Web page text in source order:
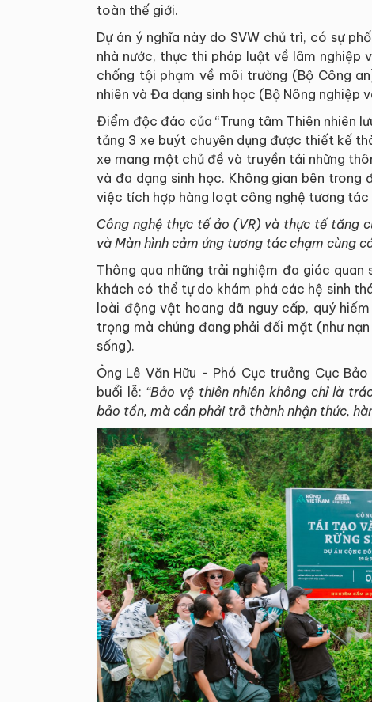
toàn thế giới.
Dự án ý nghĩa này do SVW chủ trì, có sự
nhà nước, thực thi pháp luật về lâm nghiệp
chống tội phạm về môi trường (Bộ Công
nhiên và Đa dạng sinh học (Bộ Nông
Điểm độc đáo của “Trung tâm Thiên nhiên
tảng 3 xe buýt chuyên dụng được thiết kế
xe mang một chủ đề và truyền tải những
và đa dạng sinh học. Không gian bên trong
việc tích hợp hàng loạt công nghệ tương tác
Công nghệ thực tế ảo (VR) và thực tế tăng
và Màn hình cảm ứng tương tác chạm cùng
Thông qua những trải nghiệm đa giác quan
khách có thể tự do khám phá các hệ sinh
loài động vật hoang dã nguy cấp, quý
trọng mà chúng đang phải đối mặt (như
sống).
Ông Lê Văn Hữu - Phó Cục trưởng Cục
buổi lễ: “Bảo vệ thiên nhiên không chỉ là
bảo tồn, mà cần phải trở thành nhận thức,